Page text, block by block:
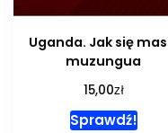
Uganda. Jak się
muzungua
15,00zł
Sprawdź!